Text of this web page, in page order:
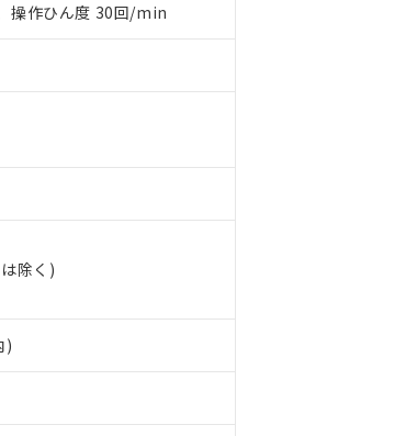
操作ひん度 30回/min
除く)
)
販売ネットワーク
」をご確認ください。
諾なく第三者に漏洩または開示しないようお願いしま
た部品リストについて、当社および当社の共同利用者
取引・商談に必要な範囲で利用することをご了承くだ
用に関して"
の「1.共同利用者の範囲」に記載されて
することがあります。
ます。
過去に遡って非含有を証明するものではありません。
応では、対応完了までの期間は出荷製品に未対応品が
した。
とから、特段のことがない限り、2022年1月12日よ
であることを示します。
に漏えいし、環境に深刻な影響を及ぼさない年数を意
ください。
上記1、2および3の内容を当該第三者に通知します。
が違法に輸出するおそれがある場合は、取り引きをい
客様のお取引先、またはお客様担当のオムロン制御
い)
していない機種